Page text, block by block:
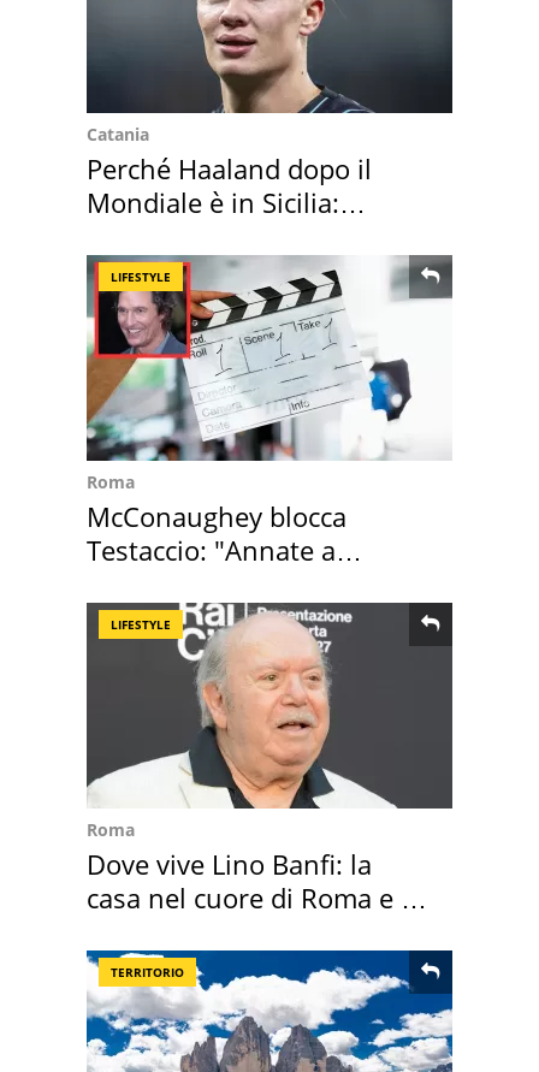
Catania
Perché Haaland dopo il
Mondiale è in Sicilia:
LIFESTYLE
Roma
McConaughey blocca
Testaccio: "Annate a
LIFESTYLE
Roma
Dove vive Lino Banfi: la
casa nel cuore di Roma e i
TERRITORIO